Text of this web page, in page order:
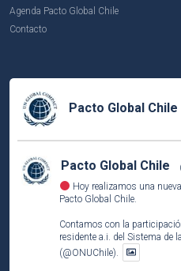
Agenda Pacto Global Chile
Contacto
Pacto Global Chile
Pacto Global Chile
Hoy realizamos una
Pacto Global Chile.
Contamos con la
residente a.i. del Sistema de
(@ONUChile).